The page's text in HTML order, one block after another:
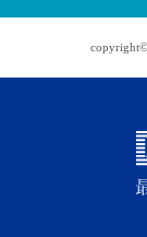
アプ